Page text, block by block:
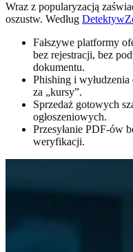
Wraz z popularyzacją
oszustw. Według
Fałszywe platformy
bez rejestracji, bez
dokumentu.
Phishing i wyłudzenia
za „kursy”.
Sprzedaż gotowych
ogłoszeniowych.
Przesyłanie PDF-ów
weryfikacji.